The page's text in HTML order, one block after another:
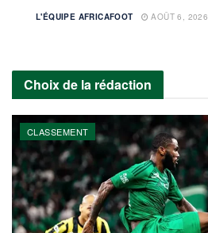
L'ÉQUIPE AFRICAFOOT AOÛT 6, 2026
Choix de la rédaction
CLASSEMENT